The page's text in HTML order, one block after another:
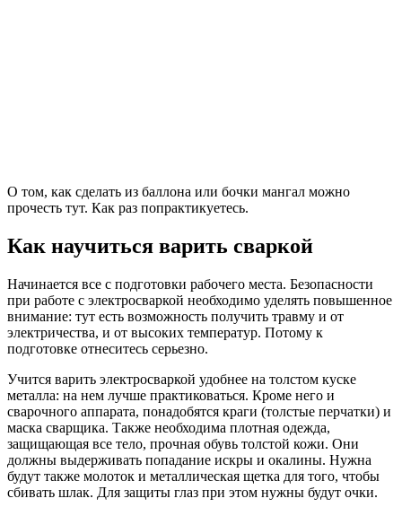
О том, как сделать из баллона или бочки мангал можно
прочесть тут. Как раз попрактикуетесь.
Как научиться варить сваркой
Начинается все с подготовки рабочего места. Безопасности
при работе с электросваркой необходимо уделять повышенное
внимание: тут есть возможность получить травму и от
электричества, и от высоких температур. Потому к
подготовке отнеситесь серьезно.
Учится варить электросваркой удобнее на толстом куске
металла: на нем лучше практиковаться. Кроме него и
сварочного аппарата, понадобятся краги (толстые перчатки) и
маска сварщика. Также необходима плотная одежда,
защищающая все тело, прочная обувь толстой кожи. Они
должны выдерживать попадание искры и окалины. Нужна
будут также молоток и металлическая щетка для того, чтобы
сбивать шлак. Для защиты глаз при этом нужны будут очки.